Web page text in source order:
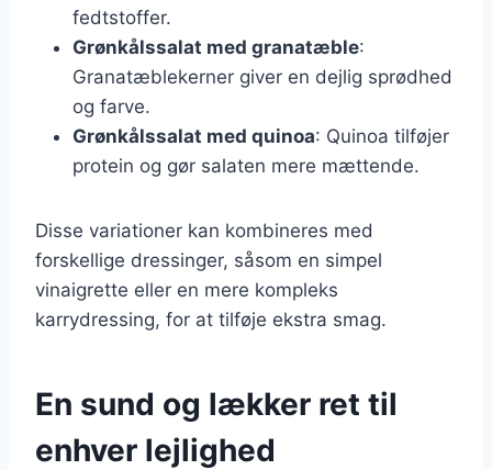
fedtstoffer.
Grønkålssalat med granatæble:
Granatæblekerner giver en dejlig sprødhed
og farve.
Grønkålssalat med quinoa: Quinoa tilføjer
protein og gør salaten mere mættende.
Disse variationer kan kombineres med
forskellige dressinger, såsom en simpel
vinaigrette eller en mere kompleks
karrydressing, for at tilføje ekstra smag.
En sund og lækker ret til
enhver lejlighed